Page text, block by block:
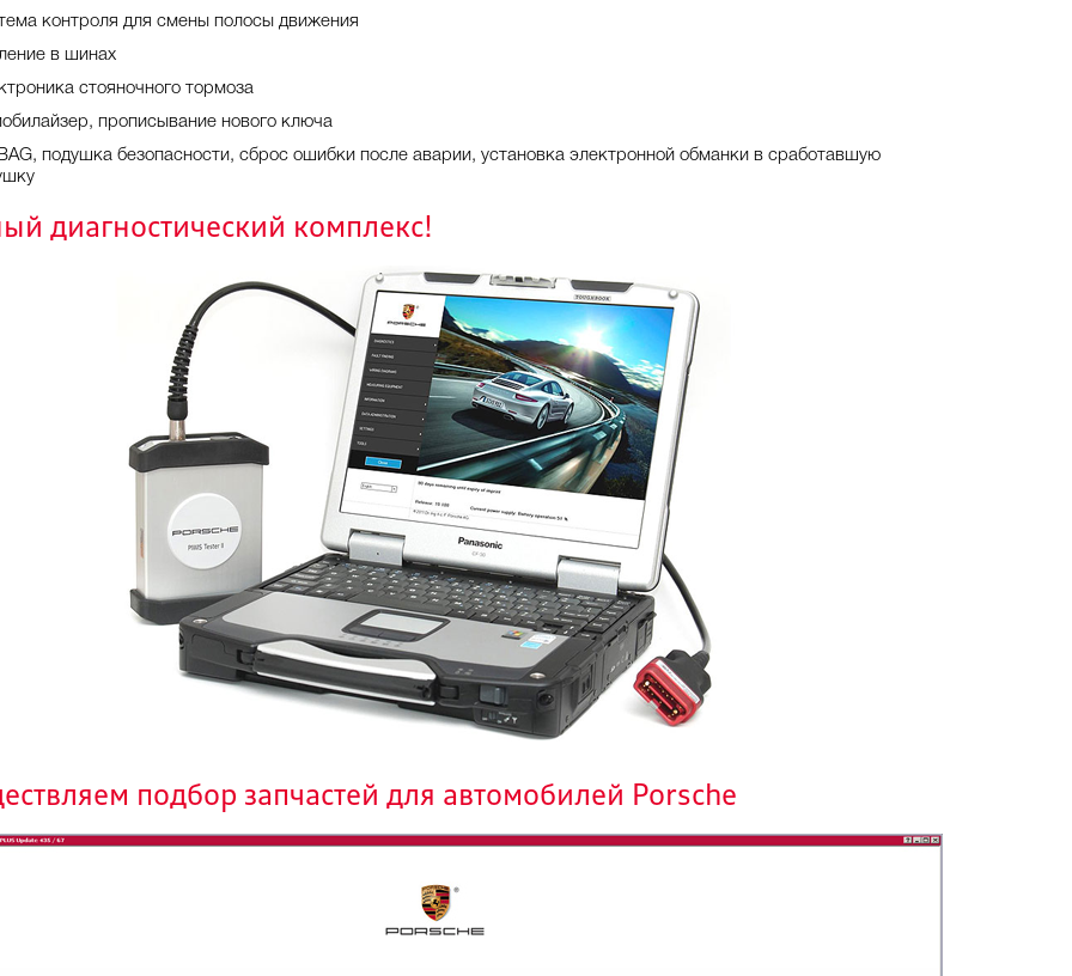
контроля для смены полосы движения
в шинах
стояночного тормоза
прописывание нового ключа
подушка безопасности, сброс ошибки после аварии, установка электронной обманки в сработавшую
диагностический комплекс!
подбор запчастей для автомобилей Porsche